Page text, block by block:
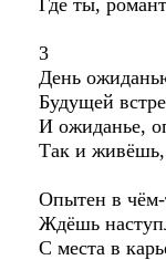
Где ты,
3
День
Будущей
И ожиданье,
Так и живёшь,
Опытен в чём-
Ждёшь
С места в